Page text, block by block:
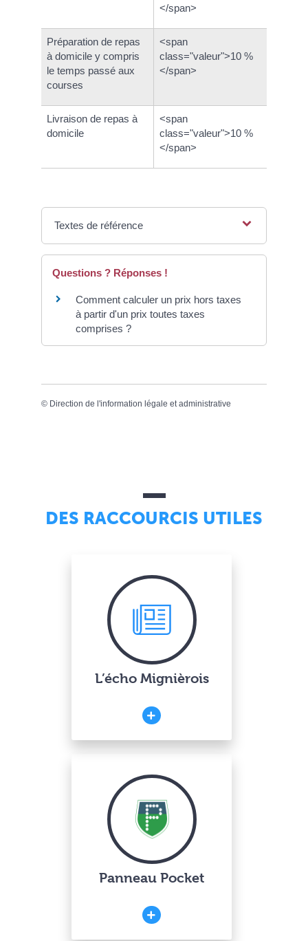
</span>
Préparation de repas
à domicile y compris
le temps passé aux
courses
<span
class="valeur">10 %
</span>
Livraison de repas à
domicile
<span
class="valeur">10 %
</span>
Textes de référence
Questions ? Réponses !
Comment calculer un prix hors taxes
à partir d'un prix toutes taxes
comprises ?
© Direction de l'information légale et administrative
DES RACCOURCIS UTILES
L’écho Mignièrois
Panneau Pocket